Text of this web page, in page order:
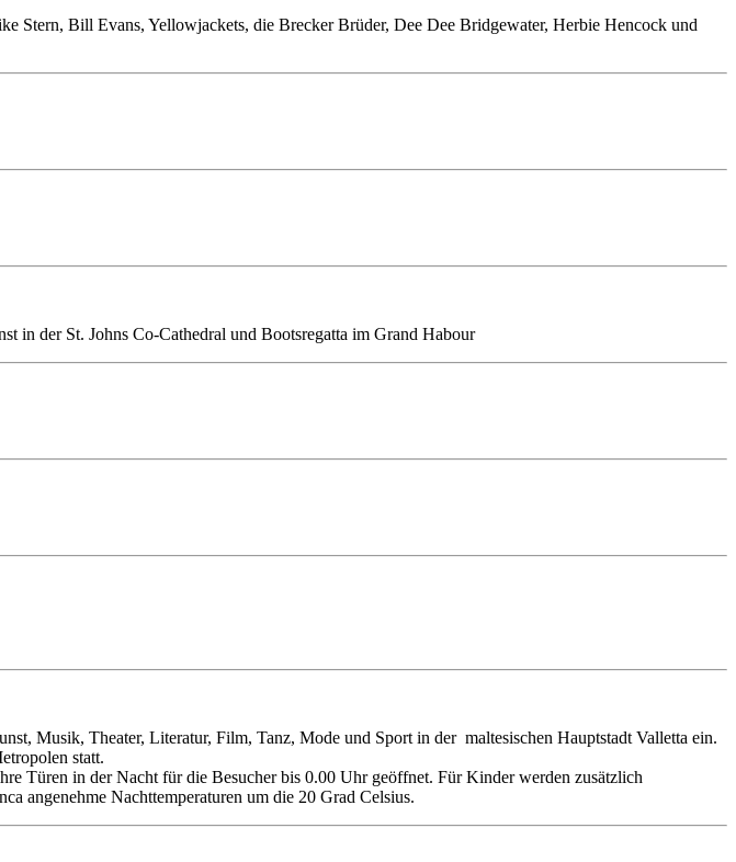
Bill Evans, Yellowjackets, die Brecker Brüder, Dee Dee Bridgewater, Herbie Hencock und
in der St. Johns Co-Cathedral und Bootsregatta im Grand Habour
Musik, Theater, Literatur, Film, Tanz, Mode und Sport in der maltesischen Hauptstadt Valletta ein.
statt.
Türen in der Nacht für die Besucher bis 0.00 Uhr geöffnet. Für Kinder werden zusätzlich
angenehme Nachttemperaturen um die 20 Grad Celsius.